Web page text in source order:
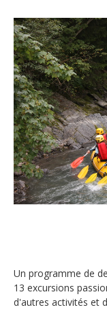
Programme Trans-
Langues
Sports et arts
Programmes à la carte
Inscriptions
Apply
Services
Programmes spéciaux
Inscriptions
FAQ
Découvrir
Services
Inscriptions
FAQ
IE PROGRAMME
L'ÉCOLE
Mission et valeur
Vie scolaire
Atmosphère en classe
Hébergement
Sécurité
Monte Rosa… Et
A propos de nous
Historique
Actualités
Cours de vacances
Liens
Virtual tour
Contact
Un programme de
13 excursions
d'autres activités et